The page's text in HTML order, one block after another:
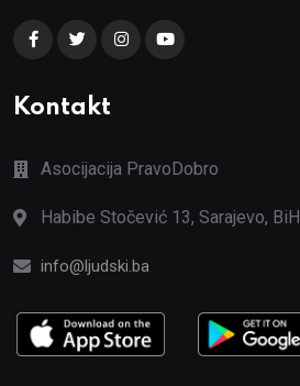
Kontakt
Asocijacija PravoDobro
Habibe Stočević 13, Sarajevo, BiH
info@ljudski.ba